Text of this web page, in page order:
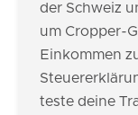
der Schweiz
um Cropper-
Einkommen
teste deine